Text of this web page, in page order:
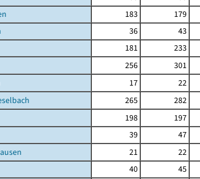
183 179
36 43
181 233
256 301
17 22
265 282
198 197
39 47
21 22
40 45